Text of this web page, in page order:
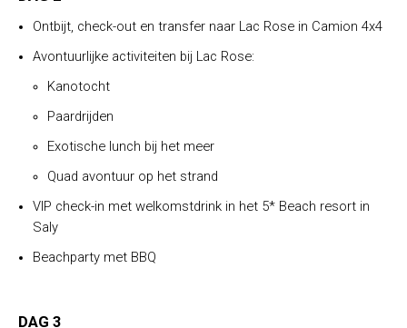
Ontbijt, check-out en transfer naar Lac Rose in Camion 4x4
Avontuurlijke activiteiten bij Lac Rose:
Kanotocht
Paardrijden
Exotische lunch bij het meer
Quad avontuur op het strand
VIP check-in met welkomstdrink in het 5* Beach resort in
Saly
Beachparty met BBQ
DAG 3